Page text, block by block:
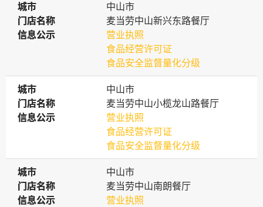
城市
城市
中山市
门店名称
门店名称
麦当劳中山新兴东路餐厅
信息公示
信息公示
营业执照
食品经营许可证
食品安全监督量化分级
城市
城市
中山市
门店名称
门店名称
麦当劳中山小榄龙山路餐厅
信息公示
信息公示
营业执照
食品经营许可证
食品安全监督量化分级
城市
城市
中山市
门店名称
门店名称
麦当劳中山南朗餐厅
信息公示
信息公示
营业执照